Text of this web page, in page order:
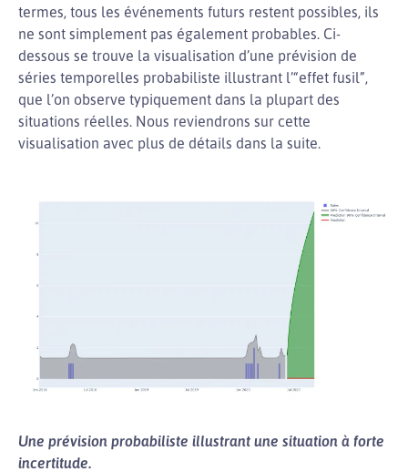
termes, tous les événements futurs restent possibles, ils
ne sont simplement pas également probables. Ci-
dessous se trouve la visualisation d’une prévision de
séries temporelles probabiliste illustrant l’“effet fusil”,
que l’on observe typiquement dans la plupart des
situations réelles. Nous reviendrons sur cette
visualisation avec plus de détails dans la suite.
Une prévision probabiliste illustrant une situation à forte
incertitude.